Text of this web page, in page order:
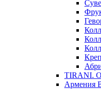
TIRANI.
Армения